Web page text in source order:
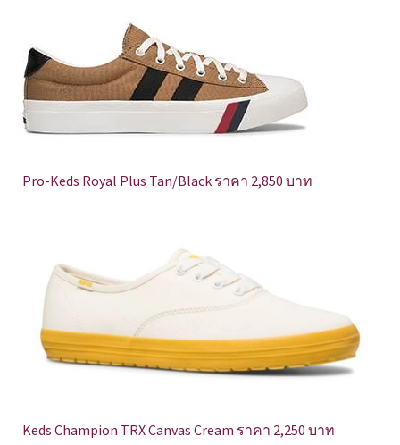
Pro-Keds Royal Plus Tan/Black ราคา 2,850 บาท
Keds Champion TRX Canvas Cream ราคา 2,250 บาท